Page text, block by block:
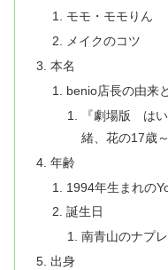
モモ・モモりん
メイクのコツ
本名
benio店長の由来
『劇場版 は
緒、花の17歳
年齢
1994年生まれの
誕生日
南青山のナプレ
出身